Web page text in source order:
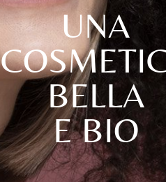
UNA
BELLA
E BIO